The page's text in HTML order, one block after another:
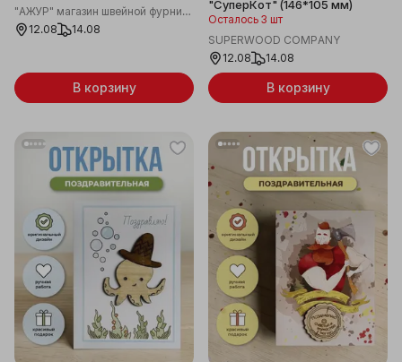
"АЖУР" магазин швейной фурнитуры
12.08
14.08
В корзину
"СуперКот" (146*105 мм)
Осталось 3 шт
SUPERWOOD COMPANY
12.08
14.08
В корзину